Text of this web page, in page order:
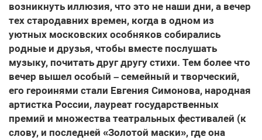
возникнуть иллюзия, что это не наши дни, а вечер
тех стародавних времен, когда в одном из
уютных московских особняков собирались
родные и друзья, чтобы вместе послушать
музыку, почитать друг другу стихи. Тем более что
вечер вышел особый – семейный и творческий,
его героинями стали Евгения Симонова, народная
артистка России, лауреат государственных
премий и множества театральных фестивалей (к
слову, и последней «Золотой маски», где она